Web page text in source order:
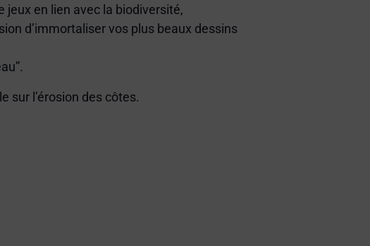
jeux en lien avec la biodiversité,
d’immortaliser vos plus beaux dessins
sur l’érosion des côtes.